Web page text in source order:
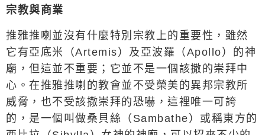
宗教與商業
推雅推喇並沒有什麼特別宗教上的重要性，雖然
它有亞底米（Artemis ）及亞波羅（ Apollo ）的神
廟，但這並不重要；它並不是一個該撒的崇拜中
心。在推雅推喇的教會並不受榮美的異邦宗教所
威脅，也不受該撒崇拜的恐嚇，這裡唯一可誇
的，是一個叫做桑貝絲（ Sambathe ）或稱東方的